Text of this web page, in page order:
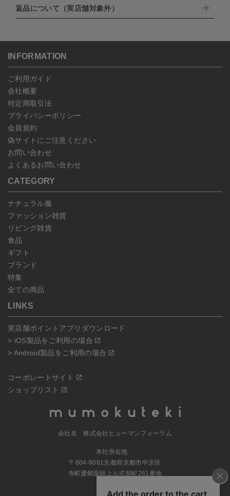
・PayPay
・NP後払い
北海道：1,400円
沖縄：1,400円
ご注文日当日から翌日のAM9:00までにご連絡頂いた場合はキャン
セルは可能です。
ンセルしていただいた後、ご希望の商品のみ再度ご注文お願いしま
予約商品など一部キャンセルが出来ない場合がございます。あらか
じめご了承ください。
返品について（実店舗対象外）
こちらよりご依頼ください。
INFORMATION
ご利用ガイド
会社概要
特定商取引法
プライバシーポリシー
会員規約
偽サイトにご注意ください
お問い合わせ
よくあるお問い合わせ
CATEGORY
ナチュラル服
ファッション雑貨
リビング雑貨
食品
ギフト
ブランド
特集
全ての商品
LINKS
実店舗ポイントアプリダウンロード
> iOS製品をご利用の場合
> Android製品をご利用の場合
コーポレートサイト
ショップリスト
会社名 株式会社ヒューマンフォーラム
本社所在地
〒604-8061京都府京都市中京区
寺町通蛸薬師上ル式部町261番地
MAP